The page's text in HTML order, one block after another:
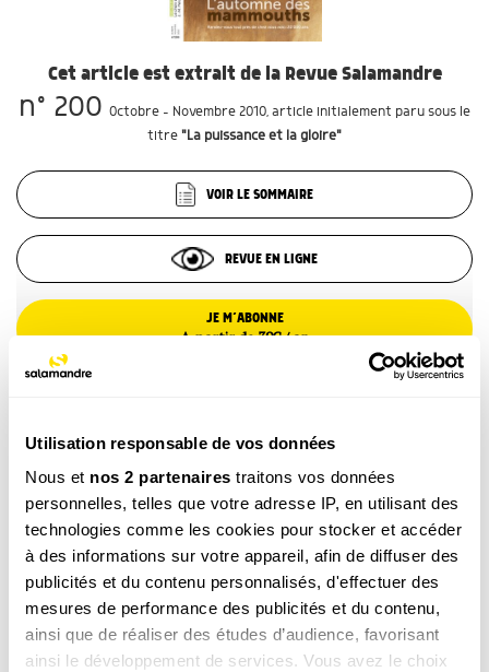
Utilisation responsable de vos données
Nous et nos 2 partenaires traitons vos données
personnelles, telles que votre adresse IP, en utilisant des
technologies comme les cookies pour stocker et accéder
à des informations sur votre appareil, afin de diffuser des
publicités et du contenu personnalisés, d'effectuer des
mesures de performance des publicités et du contenu,
ainsi que de réaliser des études d’audience, favorisant
ainsi le développement de services. Vous avez le choix
Cet article est extrait de la Revue Salamandre
n° 200 Octobre - Novembre 2010, article initialement paru sous le
titre "La puissance et la gloire"
VOIR LE SOMMAIRE
REVUE EN LIGNE
JE M’ABONNE
A partir de 39€ / an
DESSINS NATURE
TAGS
Mammifère